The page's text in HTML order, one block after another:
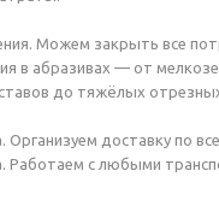
Можем закрыть все
в абразивах — от
до тяжёлых
Организуем доставку по
Работаем с любыми